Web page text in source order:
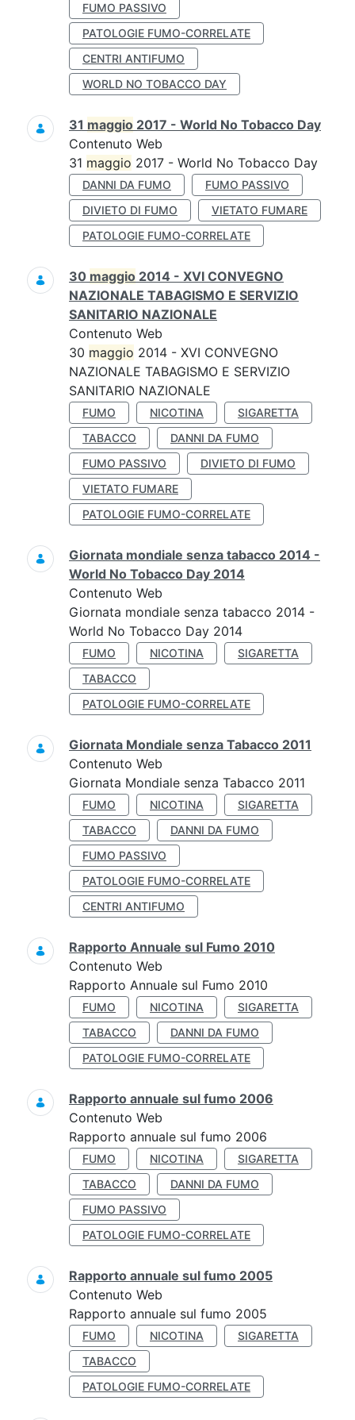
FUMO PASSIVO
PATOLOGIE FUMO-CORRELATE
CENTRI ANTIFUMO
WORLD NO TOBACCO DAY
31 maggio 2017 - World No Tobacco Day
Contenuto Web
31 maggio 2017 - World No Tobacco Day
DANNI DA FUMO
FUMO PASSIVO
DIVIETO DI FUMO
VIETATO FUMARE
PATOLOGIE FUMO-CORRELATE
30 maggio 2014 - XVI CONVEGNO
NAZIONALE TABAGISMO E SERVIZIO
SANITARIO NAZIONALE
Contenuto Web
30 maggio 2014 - XVI CONVEGNO
NAZIONALE TABAGISMO E SERVIZIO
SANITARIO NAZIONALE
FUMO NICOTINA
SIGARETTA
TABACCO
DANNI DA FUMO
FUMO PASSIVO
DIVIETO DI FUMO
VIETATO FUMARE
PATOLOGIE FUMO-CORRELATE
Giornata mondiale senza tabacco 2014 -
World No Tobacco Day 2014
Contenuto Web
Giornata mondiale senza tabacco 2014 -
World No Tobacco Day 2014
FUMO NICOTINA
SIGARETTA
TABACCO
PATOLOGIE FUMO-CORRELATE
Giornata Mondiale senza Tabacco 2011
Contenuto Web
Giornata Mondiale senza Tabacco 2011
FUMO NICOTINA
SIGARETTA
TABACCO
DANNI DA FUMO
FUMO PASSIVO
PATOLOGIE FUMO-CORRELATE
CENTRI ANTIFUMO
Rapporto Annuale sul Fumo 2010
Contenuto Web
Rapporto Annuale sul Fumo 2010
FUMO NICOTINA
SIGARETTA
TABACCO
DANNI DA FUMO
PATOLOGIE FUMO-CORRELATE
Rapporto annuale sul fumo 2006
Contenuto Web
Rapporto annuale sul fumo 2006
FUMO NICOTINA
SIGARETTA
TABACCO
DANNI DA FUMO
FUMO PASSIVO
PATOLOGIE FUMO-CORRELATE
Rapporto annuale sul fumo 2005
Contenuto Web
Rapporto annuale sul fumo 2005
FUMO NICOTINA
SIGARETTA
TABACCO
PATOLOGIE FUMO-CORRELATE